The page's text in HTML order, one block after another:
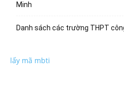
Minh
Danh sách các trường THPT
lấy mã mbti